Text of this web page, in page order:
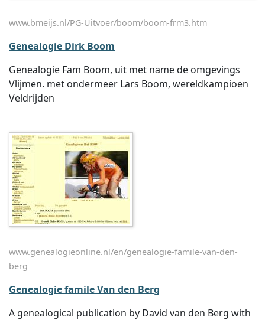
www.bmeijs.nl/PG-Uitvoer/boom/boom-frm3.htm
Genealogie Dirk Boom
Genealogie Fam Boom, uit met name de omgevings
Vlijmen. met ondermeer Lars Boom, wereldkampioen
Veldrijden
www.genealogieonline.nl/en/genealogie-famile-van-den-
berg
Genealogie famile Van den Berg
A genealogical publication by David van den Berg with